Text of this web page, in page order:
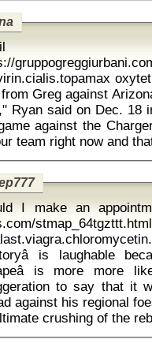
Greg against
Ryan said on Dec. 18
against the
I make an
is laughable
is more
to say that it
against his regional